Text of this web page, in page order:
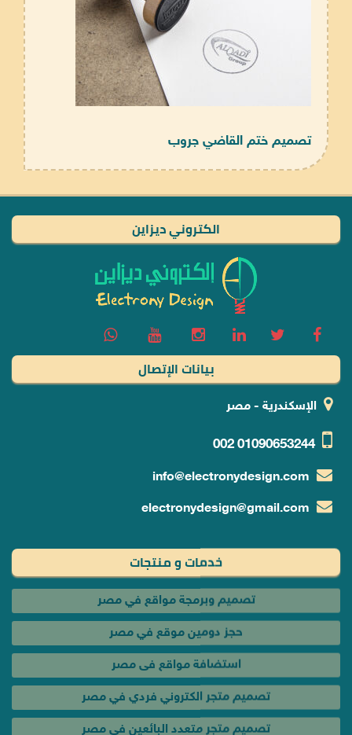
تصميم ختم القاضي جروب
الكتروني ديزاين
بيانات الإتصال
الإسكندرية - مصر
01090653244
002
info@electronydesign.com
electronydesign@gmail.com
خدمات و منتجات
تصميم وبرمجة مواقع في مصر
حجز دومين موقع في مصر
استضافة مواقع فى مصر
تصميم متجر الكتروني فردي في مصر
تصميم متجر متعدد البائعين في مصر